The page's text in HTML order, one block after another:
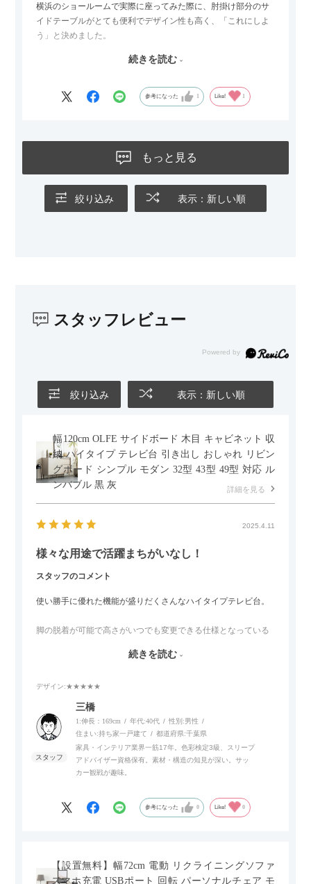
横浜のショールームで実際に座ってみた際に、肘掛け部分のサ
イドテーブルがとても便利でデザイン性も高く、「これにしよ
う」と決めました。
サイズは2.5人掛けですが、幅184cmとコンパクトなので圧迫感
グとのバランスもぴったりで、リビング全体がすっきり見えま
ないのもお気に入りのポイントです。さらに、わが家はソファ
の後ろ側を通ることも多い間取りなので、背面まできれいに仕
ても美しく、空間の印象を損ないません。
また、カウチのように足を伸ばしてくつろげるスタイルが理想
かせるため、普段はカウチとして使い、来客時には離してスツ
す。
続きを読む
参考になった Like!
もっと見る
絞り込み 表示：新しい順
スタッフレビュー
絞り込み 表示：新しい順
幅120cm OLFE サイドボード 木目 キャビネット 収
納 ハイタイプ テレビ台 引き出し おしゃれ リビン
グボード シンプル モダン 32型 43型 49型 対応 ル
ンバブル 黒 灰
詳細を見る
2025.4.11
様々な用途で活躍まちがいなし！
スタッフのコメント
使い勝手に優れた機能が盛りだくさんなハイタイプテレビ台。
脚の脱着が可能で高さがいつでも変更できる仕様となっている
また、補助テーブルとして使用可能なスライドテーブルや収納
内部にもプリンターなどが置けるスライド棚板がついているの
でテレビ台以外にもオフィスなどでの収納家具やリビングでの
サイドボードとして多目的な用途に対応しています。
また、扉は横方向へのスライド式となっているので開閉時のス
ペースを最小限に抑えられ、省スペースでご利用いただけるの
続きを読む
デザイン:★★★★★
三橋
1:伸長：169cm 年代:40代 性別:男性
住まい:持ち家一戸建て 都道府県:千葉県
家具・インテリア業界一筋17年。色彩検定3級、スリープ
アドバイザー資格保有。素材・構造の知見が深い。サッ
カー観戦が趣味。
参考になった 0 Like! 0
【設置無料】幅72cm 電動 リクライニングソファ
スマホ充電 USBポート 回転 パーソナルチェア モ